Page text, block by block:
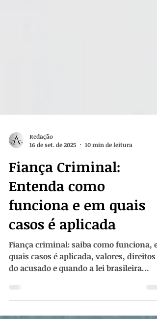
16 de set. de 2025
10 min de leitura
Fiança Criminal:
Entenda como
funciona e em quais
casos é aplicada
Fiança criminal: saiba como funciona,
quais casos é aplicada, valores, direitos